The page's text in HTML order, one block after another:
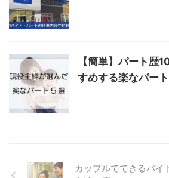
【簡単】パート歴
すめする楽なパー
カップルでできるバイ